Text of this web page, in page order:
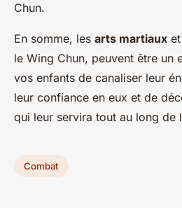
Chun.
En somme, les arts martiaux
le Wing Chun, peuvent être un
vos enfants de canaliser leur
leur confiance en eux et de
qui leur servira tout au long de
Combat